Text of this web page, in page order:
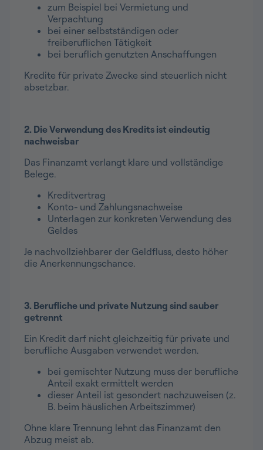
zum Beispiel bei Vermietung und
Verpachtung
bei einer selbstständigen oder
freiberuflichen Tätigkeit
bei beruflich genutzten Anschaffungen
Kredite für private Zwecke sind steuerlich nicht
absetzbar.
2. Die Verwendung des Kredits ist eindeutig
nachweisbar
Das Finanzamt verlangt klare und vollständige
Belege.
Kreditvertrag
Konto- und Zahlungsnachweise
Unterlagen zur konkreten Verwendung des
Geldes
Je nachvollziehbarer der Geldfluss, desto höher
die Anerkennungschance.
3. Berufliche und private Nutzung sind sauber
getrennt
Ein Kredit darf nicht gleichzeitig für private und
berufliche Ausgaben verwendet werden.
bei gemischter Nutzung muss der berufliche
Anteil exakt ermittelt werden
dieser Anteil ist gesondert nachzuweisen (z.
B. beim häuslichen Arbeitszimmer)
Ohne klare Trennung lehnt das Finanzamt den
Abzug meist ab.